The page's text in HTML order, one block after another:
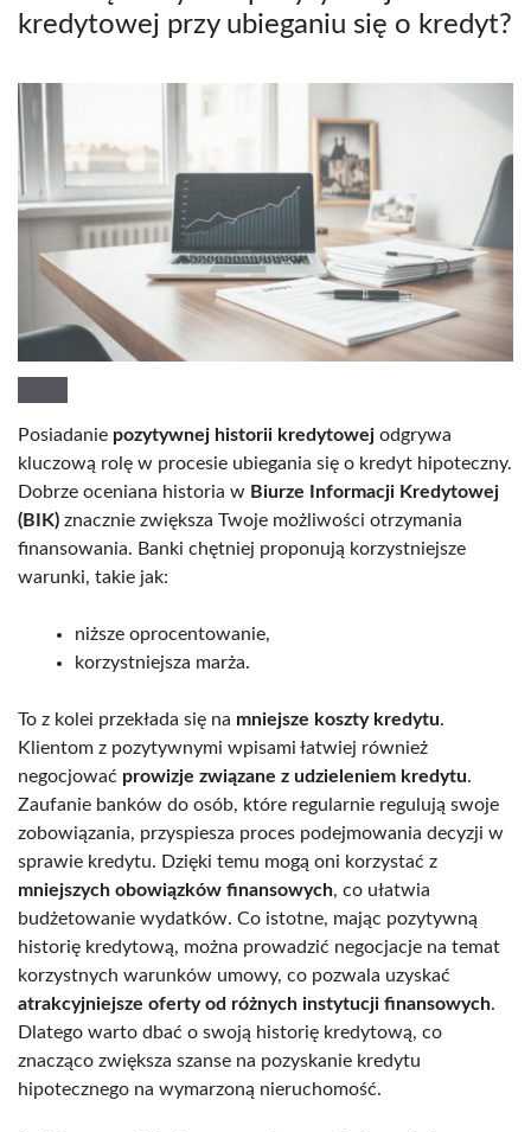
kredytowej przy ubieganiu się o kredyt?
Posiadanie pozytywnej historii kredytowej odgrywa
kluczową rolę w procesie ubiegania się o kredyt hipoteczny.
Dobrze oceniana historia w Biurze Informacji Kredytowej
(BIK) znacznie zwiększa Twoje możliwości otrzymania
finansowania. Banki chętniej proponują korzystniejsze
warunki, takie jak:
niższe oprocentowanie,
korzystniejsza marża.
To z kolei przekłada się na mniejsze koszty kredytu.
Klientom z pozytywnymi wpisami łatwiej również
negocjować prowizje związane z udzieleniem kredytu.
Zaufanie banków do osób, które regularnie regulują swoje
zobowiązania, przyspiesza proces podejmowania decyzji w
sprawie kredytu. Dzięki temu mogą oni korzystać z
mniejszych obowiązków finansowych, co ułatwia
budżetowanie wydatków. Co istotne, mając pozytywną
historię kredytową, można prowadzić negocjacje na temat
korzystnych warunków umowy, co pozwala uzyskać
atrakcyjniejsze oferty od różnych instytucji finansowych.
Dlatego warto dbać o swoją historię kredytową, co
znacząco zwiększa szanse na pozyskanie kredytu
hipotecznego na wymarzoną nieruchomość.